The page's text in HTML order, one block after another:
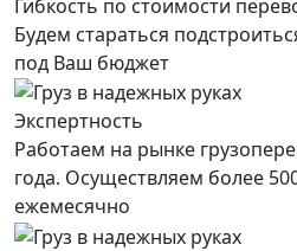
Гибкость по стоимости
Будем стараться
под Ваш бюджет
Экспертность
Работаем на рынке
года. Осуществляем более
ежемесячно